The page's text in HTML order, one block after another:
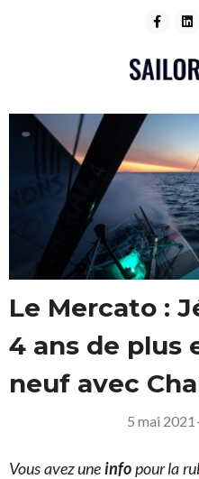
Le Mercato :
4 ans de plus
neuf avec
5 mai 2021
Vous avez uneinfopour la